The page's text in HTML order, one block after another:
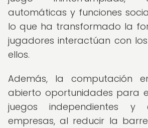
automáticas y funciones
lo que ha transformado la
jugadores interactúan con
ellos.
Además, la computación
abierto oportunidades para
juegos independientes y
empresas, al reducir la